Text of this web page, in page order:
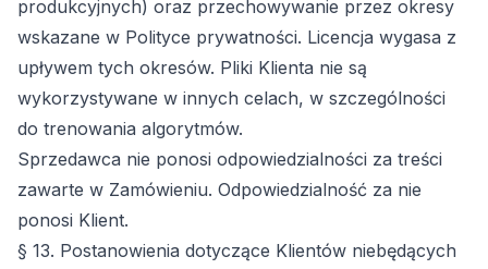
produkcyjnych) oraz przechowywanie przez okresy
wskazane w Polityce prywatności. Licencja wygasa z
upływem tych okresów. Pliki Klienta nie są
wykorzystywane w innych celach, w szczególności
do trenowania algorytmów.
Sprzedawca nie ponosi odpowiedzialności za treści
zawarte w Zamówieniu. Odpowiedzialność za nie
ponosi Klient.
§ 13. Postanowienia dotyczące Klientów niebędących